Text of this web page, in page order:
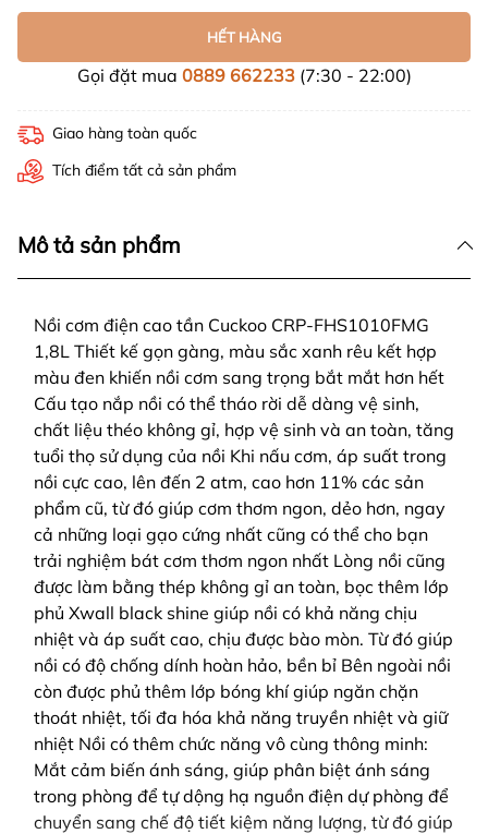
HẾT HÀNG
Gọi đặt mua 0889 662233(7:30 - 22:00)
Giao hàng toàn quốc
Tích điểm tất cả sản phẩm
Mô tả sản phẩm
Nồi cơm điện cao tần Cuckoo CRP-FHS1010FMG
1,8L Thiết kế gọn gàng, màu sắc xanh rêu kết hợp
màu đen khiến nồi cơm sang trọng bắt mắt hơn hết
Cấu tạo nắp nồi có thể tháo rời dễ dàng vệ sinh,
chất liệu théo không gỉ, hợp vệ sinh và an toàn, tăng
tuổi thọ sử dụng của nồi Khi nấu cơm, áp suất trong
nồi cực cao, lên đến 2 atm, cao hơn 11% các sản
phẩm cũ, từ đó giúp cơm thơm ngon, dẻo hơn, ngay
cả những loại gạo cứng nhất cũng có thể cho bạn
trải nghiệm bát cơm thơm ngon nhất Lòng nồi cũng
được làm bằng thép không gỉ an toàn, bọc thêm lớp
phủ Xwall black shine giúp nồi có khả năng chịu
nhiệt và áp suất cao, chịu được bào mòn. Từ đó giúp
nồi có độ chống dính hoàn hảo, bền bỉ Bên ngoài nồi
còn được phủ thêm lớp bóng khí giúp ngăn chặn
thoát nhiệt, tối đa hóa khả năng truyền nhiệt và giữ
nhiệt Nồi có thêm chức năng vô cùng thông minh:
Mắt cảm biến ánh sáng, giúp phân biệt ánh sáng
trong phòng để tự dộng hạ nguồn điện dự phòng để
chuyển sang chế độ tiết kiệm năng lượng, từ đó giúp